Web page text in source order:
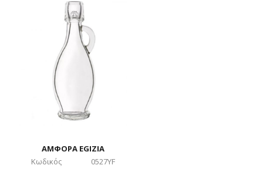
ΑΜΦΟΡΑ EGIZIA
Κωδικός
0527YF